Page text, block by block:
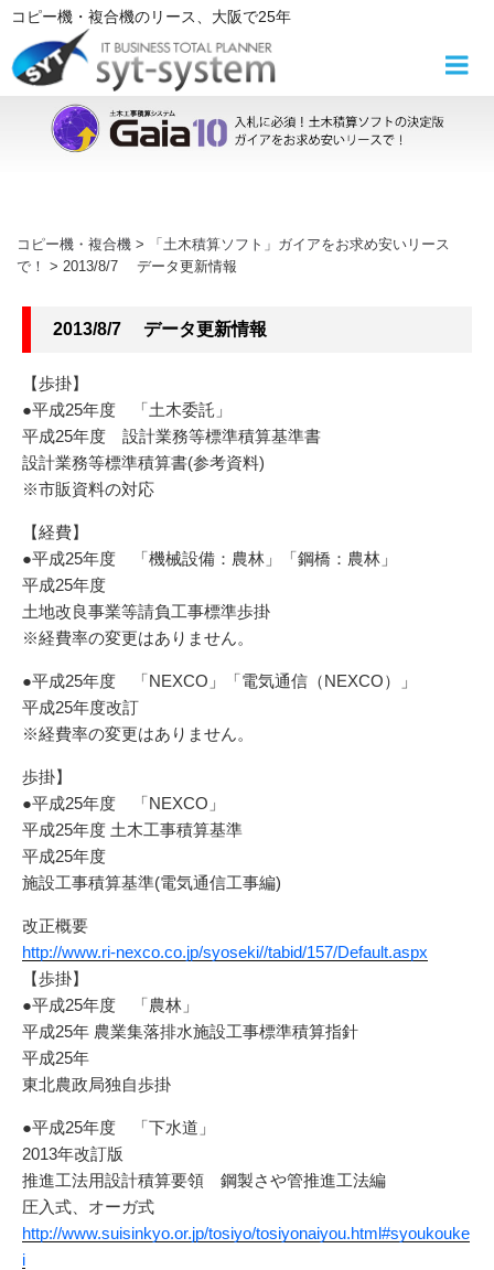
コ
テ
コピー機・複合機のリース 、大阪で25年
コピー機・複合機 >
「土木積算ソフト」ガイアをお求め安いリース
で！ > 2013/8/7 データ更新情報
2013/8/7 データ更新情報
【歩掛】
●平成25年度 「土木委託」
平成25年度 設計業務等標準積算基準書
設計業務等標準積算書(参考資料)
※市販資料の対応
【経費】
●平成25年度 「機械設備：農林」「鋼橋：農林」
平成25年度
土地改良事業等請負工事標準歩掛
※経費率の変更はありません。
●平成25年度 「NEXCO」「電気通信（NEXCO）」
平成25年度改訂
※経費率の変更はありません。
歩掛】
●平成25年度 「NEXCO」
平成25年度 土木工事積算基準
平成25年度
施設工事積算基準(電気通信工事編)
改正概要
http://www.ri-nexco.co.jp/syoseki//tabid/157/Default.aspx
【歩掛】
●平成25年度 「農林」
平成25年 農業集落排水施設工事標準積算指針
平成25年
東北農政局独自歩掛
●平成25年度 「下水道」
2013年改訂版
推進工法用設計積算要領 鋼製さや管推進工法編
圧入式、オーガ式
http://www.suisinkyo.or.jp/tosiyo/tosiyonaiyou.html#syoukouke
i